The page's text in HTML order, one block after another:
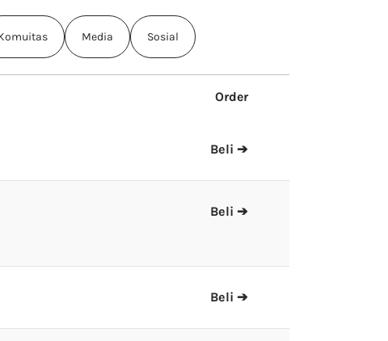
Media Sosial
Order
Beli ➔
Beli ➔
Beli ➔